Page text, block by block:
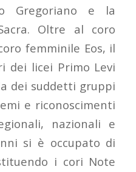
Gregoriano e la
Oltre al coro
femminile Eos, il
dei licei Primo Levi
dei suddetti gruppi
e riconoscimenti
nazionali e
si è occupato di
i cori Note